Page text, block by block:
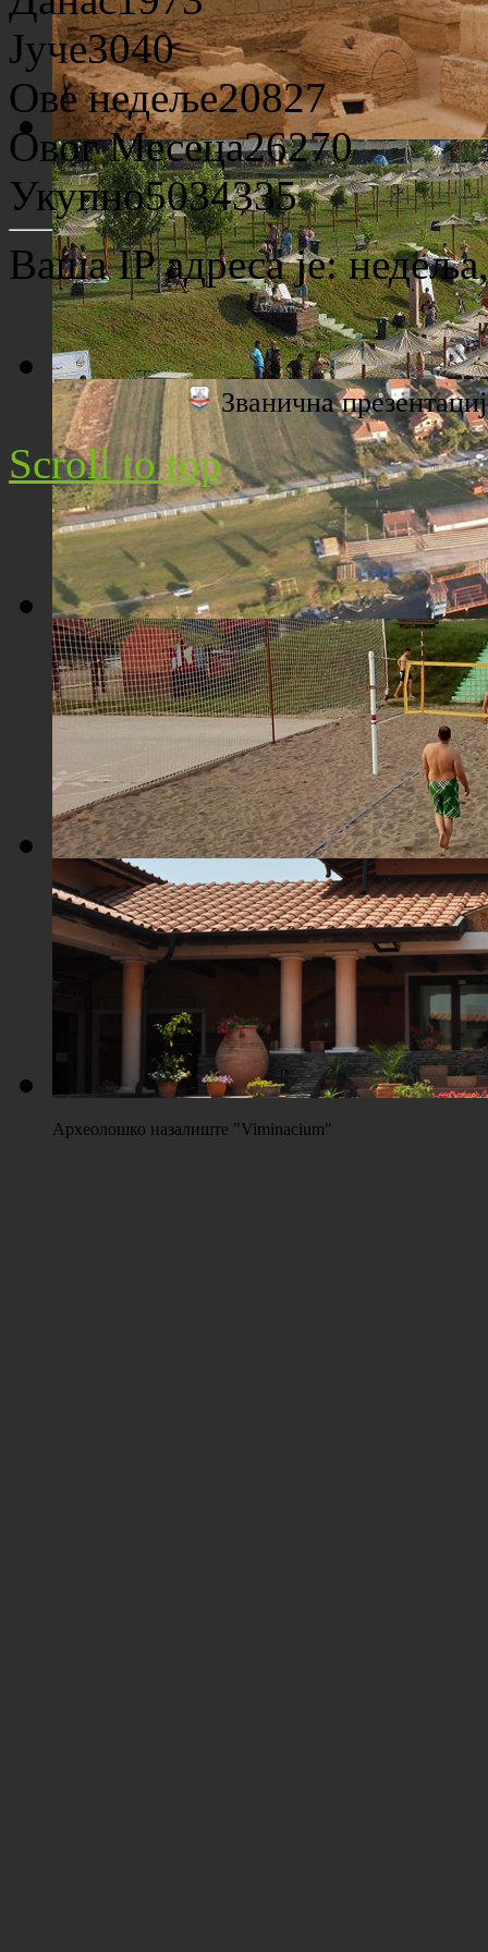
Археолошко налазиште "Viminacium"
Плажа "Топољар" - Поглед са торња
Плажа "Топољар" - Поглед из ваздуха
Плажа "Топољар" - Терени на песку
Археолошко назалиште "Viminacium"
Јуче3040
Ове недеље20827
Овог Месеца26270
Укупно5034335
Ваша IP адреса је:
Званична
Scroll to top